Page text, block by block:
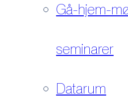
Gå-hjem-
seminarer
Datarum